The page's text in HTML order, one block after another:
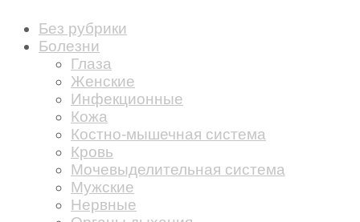
Без рубрики
Болезни
Глаза
Женские
Инфекционные
Кожа
Костно-мышечная система
Кровь
Мочевыделительная система
Мужские
Нервные